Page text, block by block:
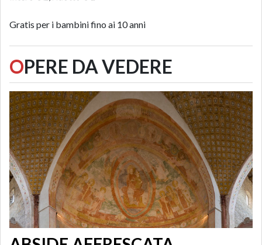
Gratis per i bambini fino ai 10 anni
OPERE DA VEDERE